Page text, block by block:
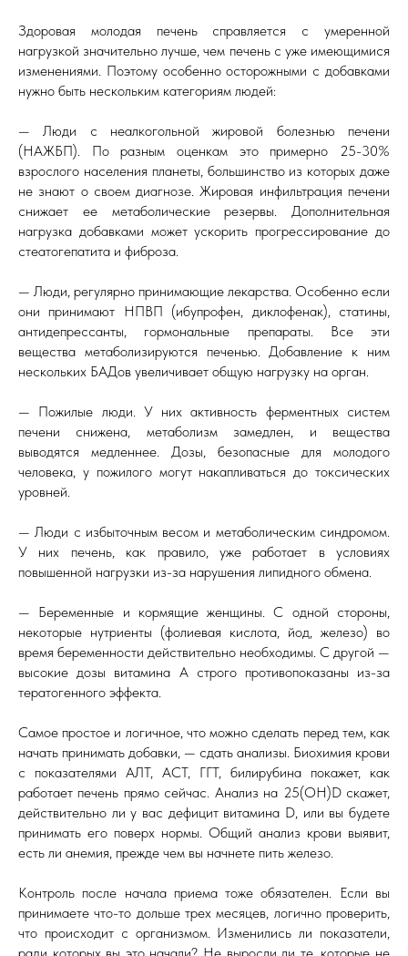
Здоровая молодая печень справляется с умеренной
нагрузкой значительно лучше, чем печень с уже имеющимися
изменениями. Поэтому особенно осторожными с добавками
нужно быть нескольким категориям людей:
— Люди с неалкогольной жировой болезнью печени
(НАЖБП). По разным оценкам это примерно 25-30%
взрослого населения планеты, большинство из которых даже
не знают о своем диагнозе. Жировая инфильтрация печени
снижает ее метаболические резервы. Дополнительная
нагрузка добавками может ускорить прогрессирование до
стеатогепатита и фиброза.
— Люди, регулярно принимающие лекарства. Особенно если
они принимают НПВП (ибупрофен, диклофенак), статины,
антидепрессанты, гормональные препараты. Все эти
вещества метаболизируются печенью. Добавление к ним
нескольких БАДов увеличивает общую нагрузку на орган.
— Пожилые люди. У них активность ферментных систем
печени снижена, метаболизм замедлен, и вещества
выводятся медленнее. Дозы, безопасные для молодого
человека, у пожилого могут накапливаться до токсических
уровней.
— Люди с избыточным весом и метаболическим синдромом.
У них печень, как правило, уже работает в условиях
повышенной нагрузки из-за нарушения липидного обмена.
— Беременные и кормящие женщины. С одной стороны,
некоторые нутриенты (фолиевая кислота, йод, железо) во
время беременности действительно необходимы. С другой —
высокие дозы витамина A строго противопоказаны из-за
тератогенного эффекта.
Самое простое и логичное, что можно сделать перед тем, как
начать принимать добавки, — сдать анализы. Биохимия крови
с показателями АЛТ, АСТ, ГГТ, билирубина покажет, как
работает печень прямо сейчас. Анализ на 25(OH)D скажет,
действительно ли у вас дефицит витамина D, или вы будете
принимать его поверх нормы. Общий анализ крови выявит,
есть ли анемия, прежде чем вы начнете пить железо.
Контроль после начала приема тоже обязателен. Если вы
принимаете что-то дольше трех месяцев, логично проверить,
что происходит с организмом. Изменились ли показатели,